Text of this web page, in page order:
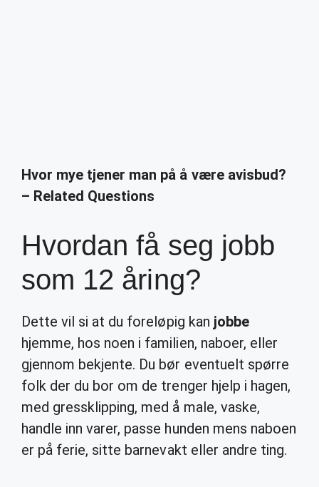
Hvor mye tjener man på å være avisbud?
– Related Questions
Hvordan få seg jobb
som 12 åring?
Dette vil si at du foreløpig kan jobbe
hjemme, hos noen i familien, naboer, eller
gjennom bekjente. Du bør eventuelt spørre
folk der du bor om de trenger hjelp i hagen,
med gressklipping, med å male, vaske,
handle inn varer, passe hunden mens naboen
er på ferie, sitte barnevakt eller andre ting.